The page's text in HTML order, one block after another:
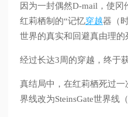
因为一封偶然D-mail，使
红莉栖制的“记忆穿越器（
世界的真实和回避真由理的
经过长达3周的穿越，终于
真结局中，在红莉栖死过
界线改为SteinsGate世界线